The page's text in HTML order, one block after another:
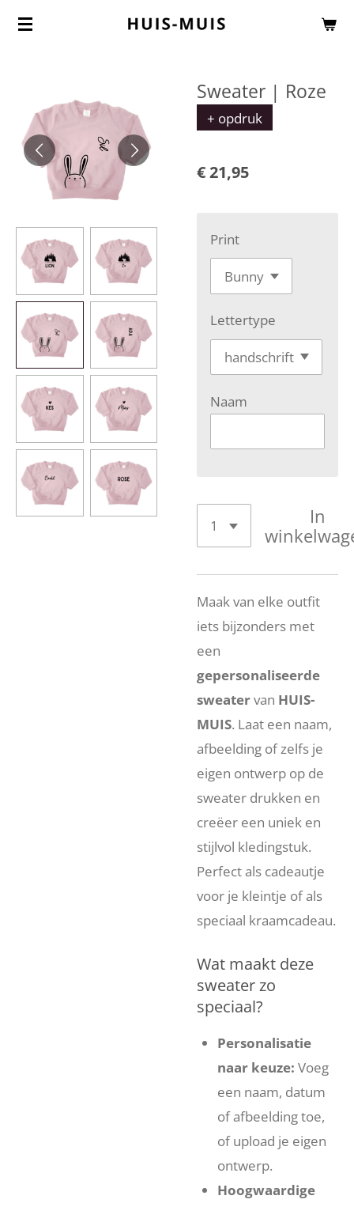
Ga
hoofdinhoud
Sweater | Roze
+ opdruk
€ 21,95
Print
Lettertype
Naam
In
Maak van elke outfit
iets bijzonders met
een
gepersonaliseerde
sweatervan HUIS-
MUIS. Laat een naam,
afbeelding of zelfs je
eigen ontwerp op de
sweater drukken en
creëer een uniek en
stijlvol kledingstuk.
Perfect als cadeautje
voor je kleintje of als
speciaal kraamcadeau.
Wat maakt deze
sweater zo
speciaal?
Personalisatie
naar keuze: Voeg
een naam, datum
of afbeelding toe,
of upload je eigen
ontwerp.
Hoogwaardige